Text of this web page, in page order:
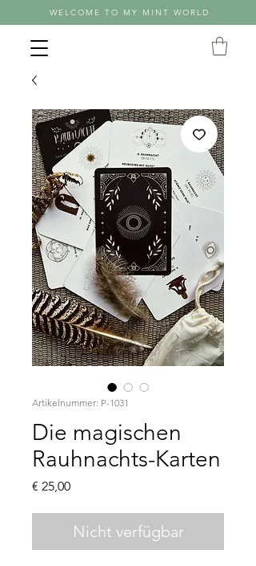
WELCOME TO MY MINT WORLD
Artikelnummer: P-1031
Die magischen
Rauhnachts-Karten
€ 25,00Preis
Nicht verfügbar